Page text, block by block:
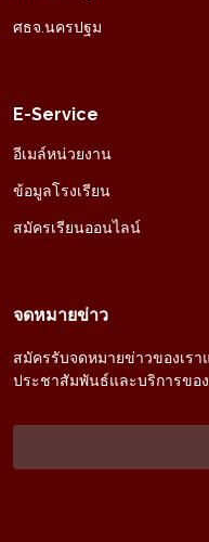
ศธจ.นครปฐม
E-Service
อีเมล์หน่วยงาน
ข้อมูลโรงเรียน
สมัครเรียนออนไลน์
จดหมายข่าว
สมัครรับจดหมายข่าวของเร
ประชาสัมพันธ์และบริการของ